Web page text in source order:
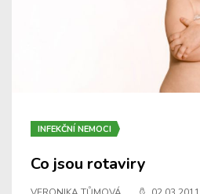
INFEKČNÍ NEMOCI
Co jsou rotaviry